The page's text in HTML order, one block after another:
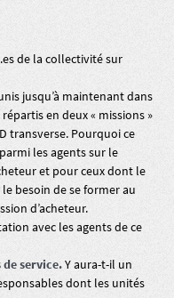
de la collectivité sur
jusqu’à maintenant dans
en deux « missions »
transverse. Pourquoi ce
les agents sur le
et pour ceux dont le
besoin de se former au
d’acheteur.
avec les agents de ce
de service.Y aura-t-il un
dont les unités